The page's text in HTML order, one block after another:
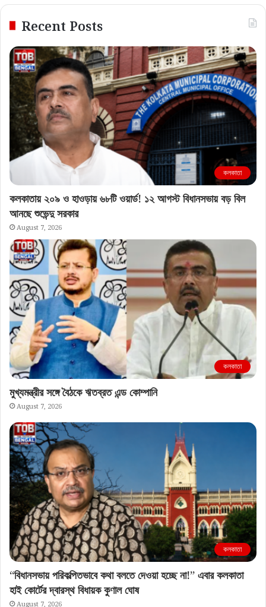
Recent Posts
কলকাতা
কলকাতায় ২০৯ ও হাওড়ায় ৬৮টি ওয়ার্ড! ১২ আগস্ট বিধানসভায় বড় বিল
আনছে শুভেন্দু সরকার
August 7, 2026
কলকাতা
মুখ্যমন্ত্রীর সঙ্গে বৈঠকে ঋতব্রত এন্ড কোম্পানি
August 7, 2026
কলকাতা
“বিধানসভায় পরিকল্পিতভাবে কথা বলতে দেওয়া হচ্ছে না!” এবার কলকাতা
হাই কোর্টের দ্বারস্থ বিধায়ক কুণাল ঘোষ
August 7, 2026